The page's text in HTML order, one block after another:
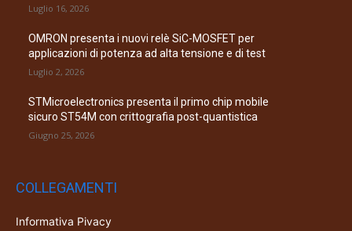
Luglio 16, 2026
OMRON presenta i nuovi relè SiC-MOSFET per
applicazioni di potenza ad alta tensione e di test
Luglio 2, 2026
STMicroelectronics presenta il primo chip mobile
sicuro ST54M con crittografia post-quantistica
Giugno 25, 2026
COLLEGAMENTI
Informativa Pivacy